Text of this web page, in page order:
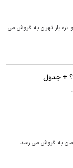
در میادین میوه و تره بار تهران به فروش می
+ جدول